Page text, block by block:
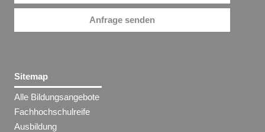
Anfrage senden
Sitemap
Alle Bildungsangebote
Fachhochschulreife
Ausbildung